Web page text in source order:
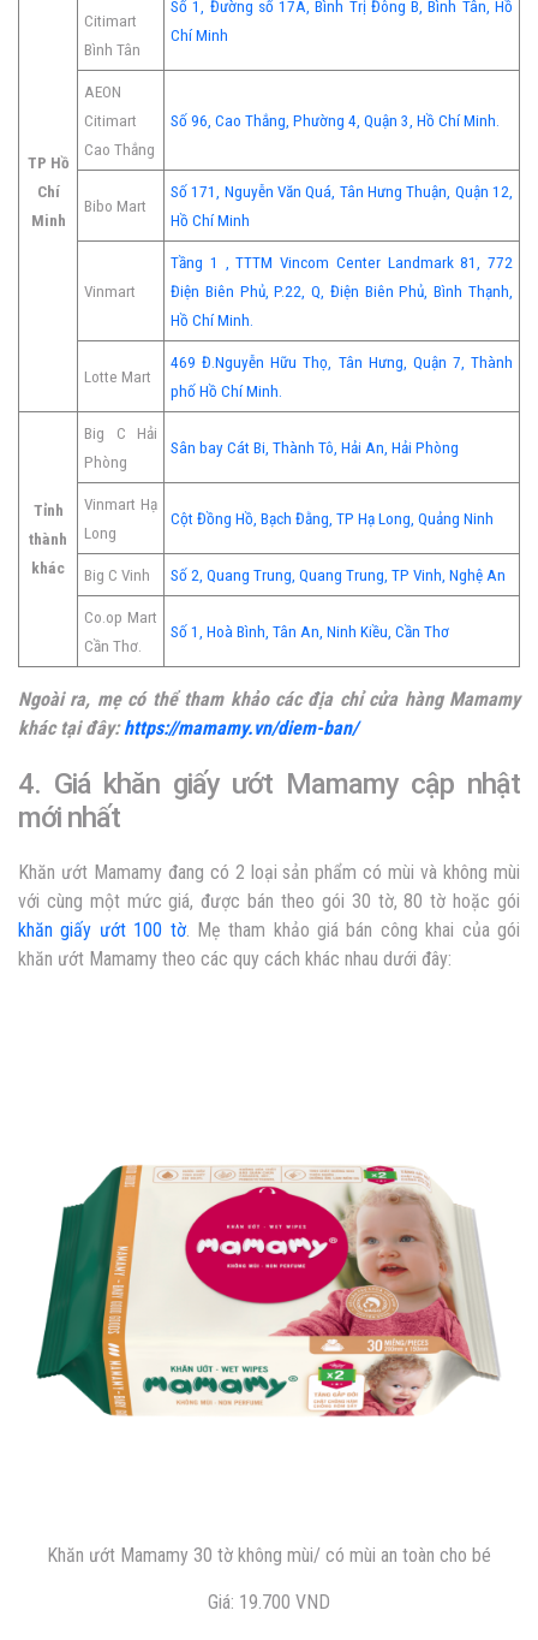
TP Hồ
Chí
Minh
Citimart
Bình Tân
Số 1, Đường số 17A, Bình Trị Đông B, Bình Tân, Hồ
Chí Minh
AEON
Citimart
Cao Thắng
Số 96, Cao Thắng, Phường 4, Quận 3, Hồ Chí Minh.
Bibo Mart
Số 171, Nguyễn Văn Quá, Tân Hưng Thuận, Quận 12,
Hồ Chí Minh
Vinmart
Tầng 1 , TTTM Vincom Center Landmark 81, 772
Điện Biên Phủ, P.22, Q, Điện Biên Phủ, Bình Thạnh,
Hồ Chí Minh.
Lotte Mart
469 Đ.Nguyễn Hữu Thọ, Tân Hưng, Quận 7, Thành
phố Hồ Chí Minh.
Tỉnh
thành
khác
Big C Hải
Phòng
Sân bay Cát Bi, Thành Tô, Hải An, Hải Phòng
Vinmart Hạ
Long
Cột Đồng Hồ, Bạch Đằng, TP Hạ Long, Quảng Ninh
Big C Vinh Số 2, Quang Trung, Quang Trung, TP Vinh, Nghệ An
Co.op Mart
Cần Thơ.
Số 1, Hoà Bình, Tân An, Ninh Kiều, Cần Thơ
Ngoài ra, mẹ có thể tham khảo các địa chỉ cửa hàng Mamamy
khác tại đây:https://mamamy.vn/diem-ban/
4. Giá khăn giấy ướt Mamamy cập nhật
mới nhất
Khăn ướt Mamamy đang có 2 loại sản phẩm có mùi và không mùi
với cùng một mức giá, được bán theo gói 30 tờ, 80 tờ hoặc gói
khăn giấy ướt 100 tờ. Mẹ tham khảo giá bán công khai của gói
khăn ướt Mamamy theo các quy cách khác nhau dưới đây:
Khăn ướt Mamamy 30 tờ không mùi/ có mùi an toàn cho bé
Giá: 19.700 VND